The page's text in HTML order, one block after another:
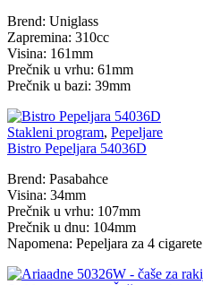
Brend: Uniglass
Zapremina: 310cc
Visina: 161mm
Prečnik u vrhu: 61mm
Prečnik u bazi: 39mm
Stakleni program, Pepeljare
Bistro Pepeljara 54036D
Brend: Pasabahce
Visina: 34mm
Prečnik u vrhu: 107mm
Prečnik u dnu: 104mm
Napomena: Pepeljara za 4 cigarete